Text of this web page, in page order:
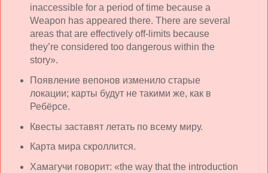
inaccessible for a period of time because a
Weapon has appeared there. There are several
areas that are effectively off-limits because
they’re considered too dangerous within the
story».
Появление вепонов изменило старые
локации; карты будут не такими же, как в
Ребёрсе.
Квесты заставят летать по всему миру.
Карта мира скроллится.
Хамагучи говорит: «the way that the introduction